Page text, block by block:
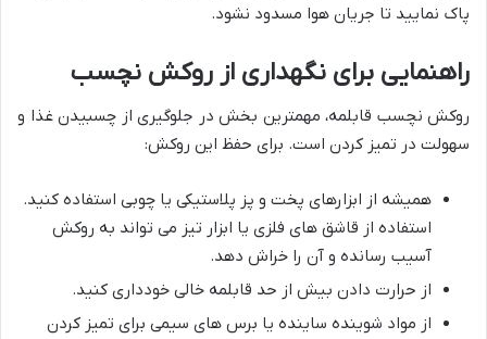
پاک نمایید تا جریان هوا مسدود نشود.
راهنمایی برای نگهداری از روکش نچسب
روکش نچسب قابلمه، مهمترین بخش در جلوگیری از چسبیدن غذا و
سهولت در تمیز کردن است. برای حفظ این روکش:
همیشه از ابزارهای پخت و پز پلاستیکی یا چوبی استفاده کنید.
استفاده از قاشق های فلزی یا ابزار تیز می تواند به روکش
آسیب رسانده و آن را خراش دهد.
از حرارت دادن بیش از حد قابلمه خالی خودداری کنید.
از مواد شوینده ساینده یا برس های سیمی برای تمیز کردن